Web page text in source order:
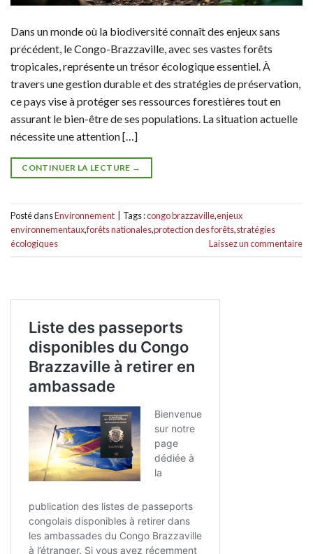
Dans un monde où la biodiversité connaît des enjeux sans
précédent, le Congo-Brazzaville, avec ses vastes forêts
tropicales, représente un trésor écologique essentiel. À
travers une gestion durable et des stratégies de préservation,
ce pays vise à protéger ses ressources forestières tout en
assurant le bien-être de ses populations. La situation actuelle
nécessite une attention […]
CONTINUER LA LECTURE →
Posté dansEnvironnement Tags :congo brazzaville,enjeux
environnementaux,forêts nationales,protection des forêts,stratégies
écologiques
Laissez un commentaire